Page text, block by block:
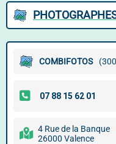
COMBIFOTOS
4 Rue de la Banque
26000 Valence